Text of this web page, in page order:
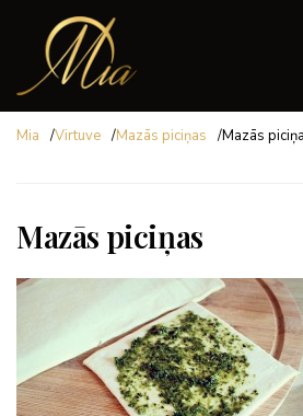
Mia /Virtuve /Mazās piciņas /Mazās
Mazās piciņas